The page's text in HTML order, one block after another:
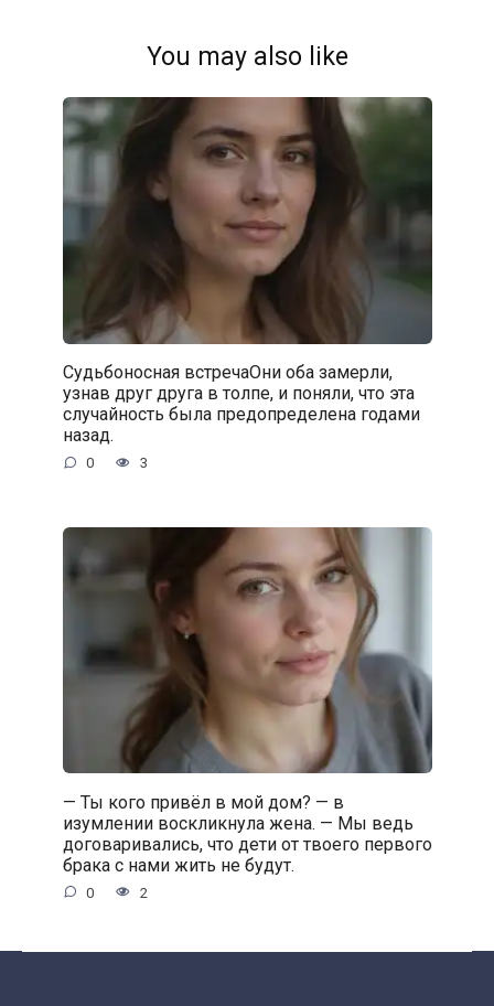
You may also like
Судьбоносная встречаОни оба замерли,
узнав друг друга в толпе, и поняли, что эта
случайность была предопределена годами
назад.
0 3
— Ты кого привёл в мой дом? — в
изумлении воскликнула жена. — Мы ведь
договаривались, что дети от твоего первого
брака с нами жить не будут.
0 2